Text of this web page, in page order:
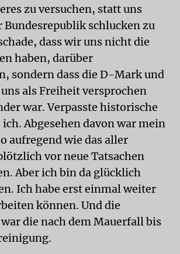
zu versuchen, statt uns
Bundesrepublik schlucken zu
dass wir uns nicht die
haben, darüber
sondern dass die D-Mark und
als Freiheit versprochen
war. Verpasste historische
Abgesehen davon war mein
aufregend wie das aller
vor neue Tatsachen
Aber ich bin da glücklich
Ich habe erst einmal weiter
können. Und die
die nach dem Mauerfall bis